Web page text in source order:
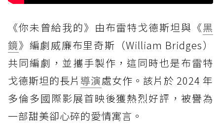
《你未曾給我的》由布雷特戈德斯坦與《黑
鏡》編劇威廉布里奇斯（William Bridges）
共同編劇，並攜手製作，這同時也是布雷特
戈德斯坦的長片 導演處女作。該片於 2024 年
多倫多國際影展首映後獲熱烈好評，被譽為
一部甜美卻心碎的愛情寓言。